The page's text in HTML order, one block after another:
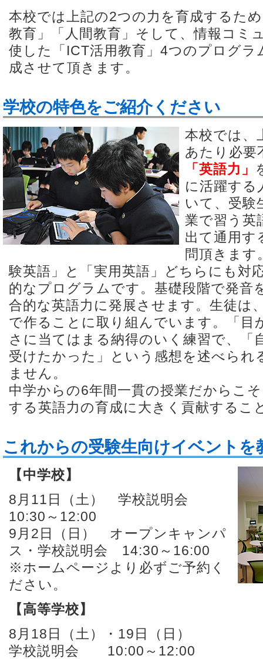
本校では上記の2つの力を育成するた
教育」「人間教育」そして、情報コミ
使した「ICT活用教育」4つのプログラ
成させて頂きます。
学校の特色をご紹介ください
本校では、
あたり必要
「英語力」
に活躍する
いて、受験
業で習う英
出て通用す
問頂きます
験英語」と「実用英語」どちらにも対
的なプログラムです。基礎段階で発音
合的な英語力に発展させます。生徒は
で作ることに取り組んでいます。「目
さに当てはまる納得のいく練習で、「
受けたかった」という感想を述べられ
ません。
中学からの6年間一貫の授業だからこ
する英語力の育成に大きく貢献するこ
これからの受験生向けイベントを
【中学校】
8月11日（土） 学校説明会
10:30～12:00
9月2日（日） オープンキャンパ
ス・学校説明会 14:30～16:00
※ホームページより必ずご予約く
ださい。
【高等学校】
8月18日（土）・19日（日）
学校説明会 10:00～12:00